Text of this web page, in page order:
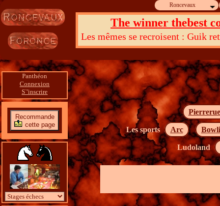
Roncevaux
The winner thebest
Les mêmes se recroisent : Guik
Panthéon
Connexion
S`'inscrire
Recommande
cette page
Pierrerue
Les sports Arc
Ludoland